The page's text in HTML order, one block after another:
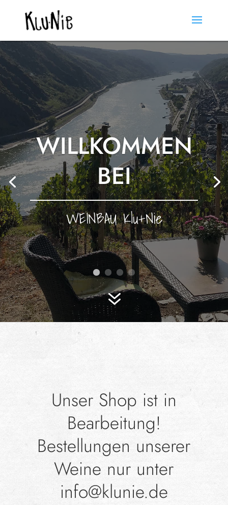
WILLKOMMEN
BEI
WEINBAU Klu+Nie
7
Unser Shop ist in
Bearbeitung!
Bestellungen unserer
Weine nur unter
info@klunie.de